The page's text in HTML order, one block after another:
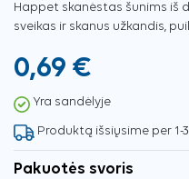
Happet skanėstas šunims iš
sveikas ir skanus užkandis,
0,69 €
Yra sandėlyje
Produktą išsiųsime per 1-
Pakuotės svoris